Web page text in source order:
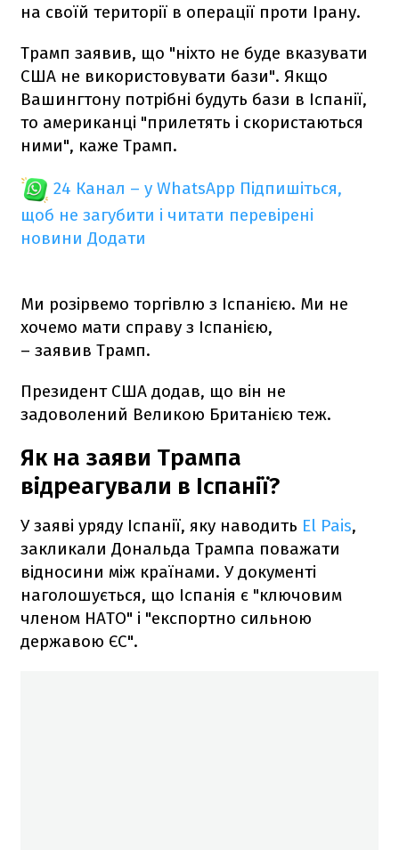
на своїй території в операції проти Ірану.
Трамп заявив, що "ніхто не буде вказувати
США не використовувати бази". Якщо
Вашингтону потрібні будуть бази в Іспанії,
то американці "прилетять і скористаються
ними", каже Трамп.
24 Канал – у WhatsApp Підпишіться,
щоб не загубити і читати перевірені
новини Додати
Ми розірвемо торгівлю з Іспанією. Ми не
хочемо мати справу з Іспанією,
– заявив Трамп.
Президент США додав, що він не
задоволений Великою Британією теж.
Як на заяви Трампа
відреагували в Іспанії?
У заяві уряду Іспанії, яку наводить El Pais,
закликали Дональда Трампа поважати
відносини між країнами. У документі
наголошується, що Іспанія є "ключовим
членом НАТО" і "експортно сильною
державою ЄС".